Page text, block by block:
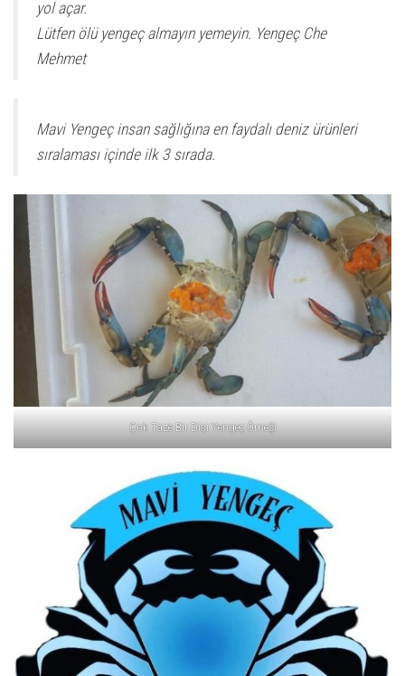
yol açar.
Lütfen ölü yengeç almayın yemeyin. Yengeç Che
Mehmet
Mavi Yengeç insan sağlığına en faydalı deniz ürünleri
sıralaması içinde ilk 3 sırada.
Çok Taze Bir Dişi Yengeç Örneği